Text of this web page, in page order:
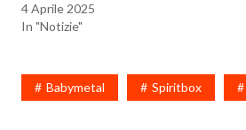
4 Aprile 2025
In "Notizie"
Babymetal Spiritbox